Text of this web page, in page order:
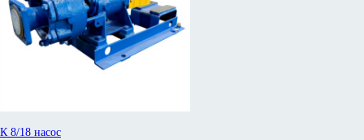
К 8/18 насос